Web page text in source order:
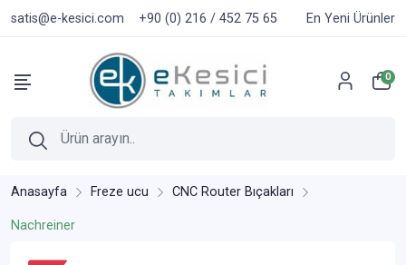
satis@e-kesici.com +90 (0) 216 / 452 75 65 En Yeni Ürünler
0
Anasayfa Freze ucu CNC Router Bıçakları
Nachreiner